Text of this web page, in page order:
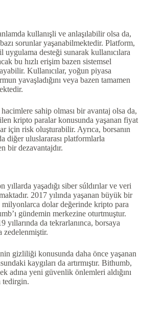
kullanışli ve anlaşılabilir olsa da,
sorunlar yaşanabilmektedir. Platform,
uygulama desteği sunarak kullanıcılara
bu hızlı erişim bazen sistemsel
Kullanıcılar, yoğun piyasa
yavaşladığını veya bazen tamamen
sahip olması bir avantaj olsa da,
kripto paralar konusunda yaşanan fiyat
için risk oluşturabilir. Ayrıca, borsanın
diğer uluslararası platformlarla
bir dezavantajdır.
yaşadığı siber súldırılar ve veri
2017 yılında yaşanan büyük bir
milyonlarca dolar değerinde kripto para
gündemin merkezine oturtmuştur.
yıllarında da tekrarlanınca, borsaya
zedelenmiştir.
gizliliği konusunda daha önce yaşanan
kaygıları da artırmıştır. Bithumb,
adına yeni güvenlik önlemleri aldığını
tedirgin.